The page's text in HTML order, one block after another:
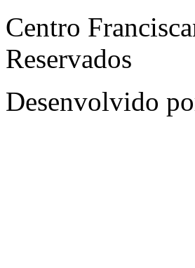
Centro
Reservados
Desenvolvido